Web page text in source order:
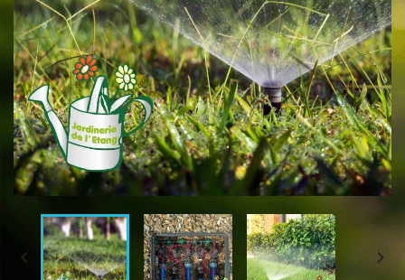
 